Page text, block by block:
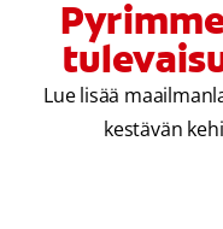
Lue lisää
kestävän